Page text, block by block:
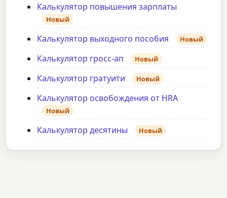
Калькулятор повышения зарплаты
Новый
Калькулятор выходного пособия Новый
Калькулятор гросс-ап Новый
Калькулятор гратуити Новый
Калькулятор освобождения от HRA
Новый
Калькулятор десятины Новый